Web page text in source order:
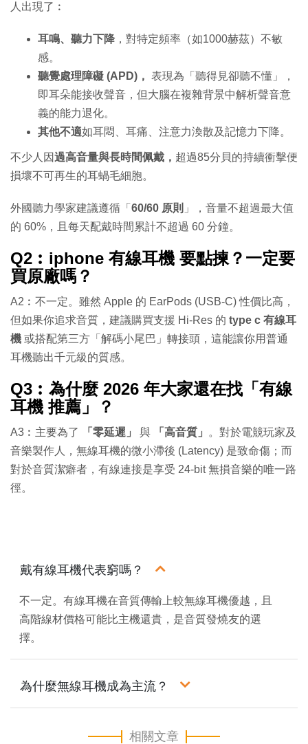
人出現了︰
耳鳴、聽力下降 ，對特定頻率（如1000赫茲）不敏
感。
聽覺處理障礙 (APD)， 表現為「聽得見卻聽不懂」，
即耳朵能接收聲音，但大腦在複雜背景中解析聲音意
義的能力退化。
其他不適如耳悶、耳痛、注意力渙散及記憶力下降。
不少人因過高音量與長時間佩戴， 超過85分貝的持續衝擊便
損壞不可再生的耳蝸毛細胞。
外國聽力學家建議遵循「 60/60 原則 」，音量不超過最大值
的 60%，且每天配戴時間累計不超過 60 分鐘。
Q2︰iphone 有線耳機 要點揀？一定要
買原廠嗎？
A2︰不一定。雖然 Apple 的 EarPods (USB-C) 性價比高，
但如果你追求音質，建議購買支援 Hi-Res 的 type c 有線耳
機 或搭配第三方「解碼小尾巴」轉接頭，這能讓你用普通
耳機聽出千元級的質感。
Q3︰為什麼 2026 年大家還在找「有線
耳機 推薦」？
A3︰主要為了 「零延遲」 與 「高音質」 。對於電競玩家及
音樂製作人，無線耳機的微小滯後 (Latency) 是致命傷；而
對於音質潔癖者，有線連接是享受 24-bit 無損音樂的唯一路
徑。
戴有線耳機代表窮嗎？
不一定。有線耳機在音質傳輸上較無線耳機優越，且
高階線材價格可能比主機還貴，是音質發燒友的選
擇。
為什麼無線耳機成為主流？
相關文章